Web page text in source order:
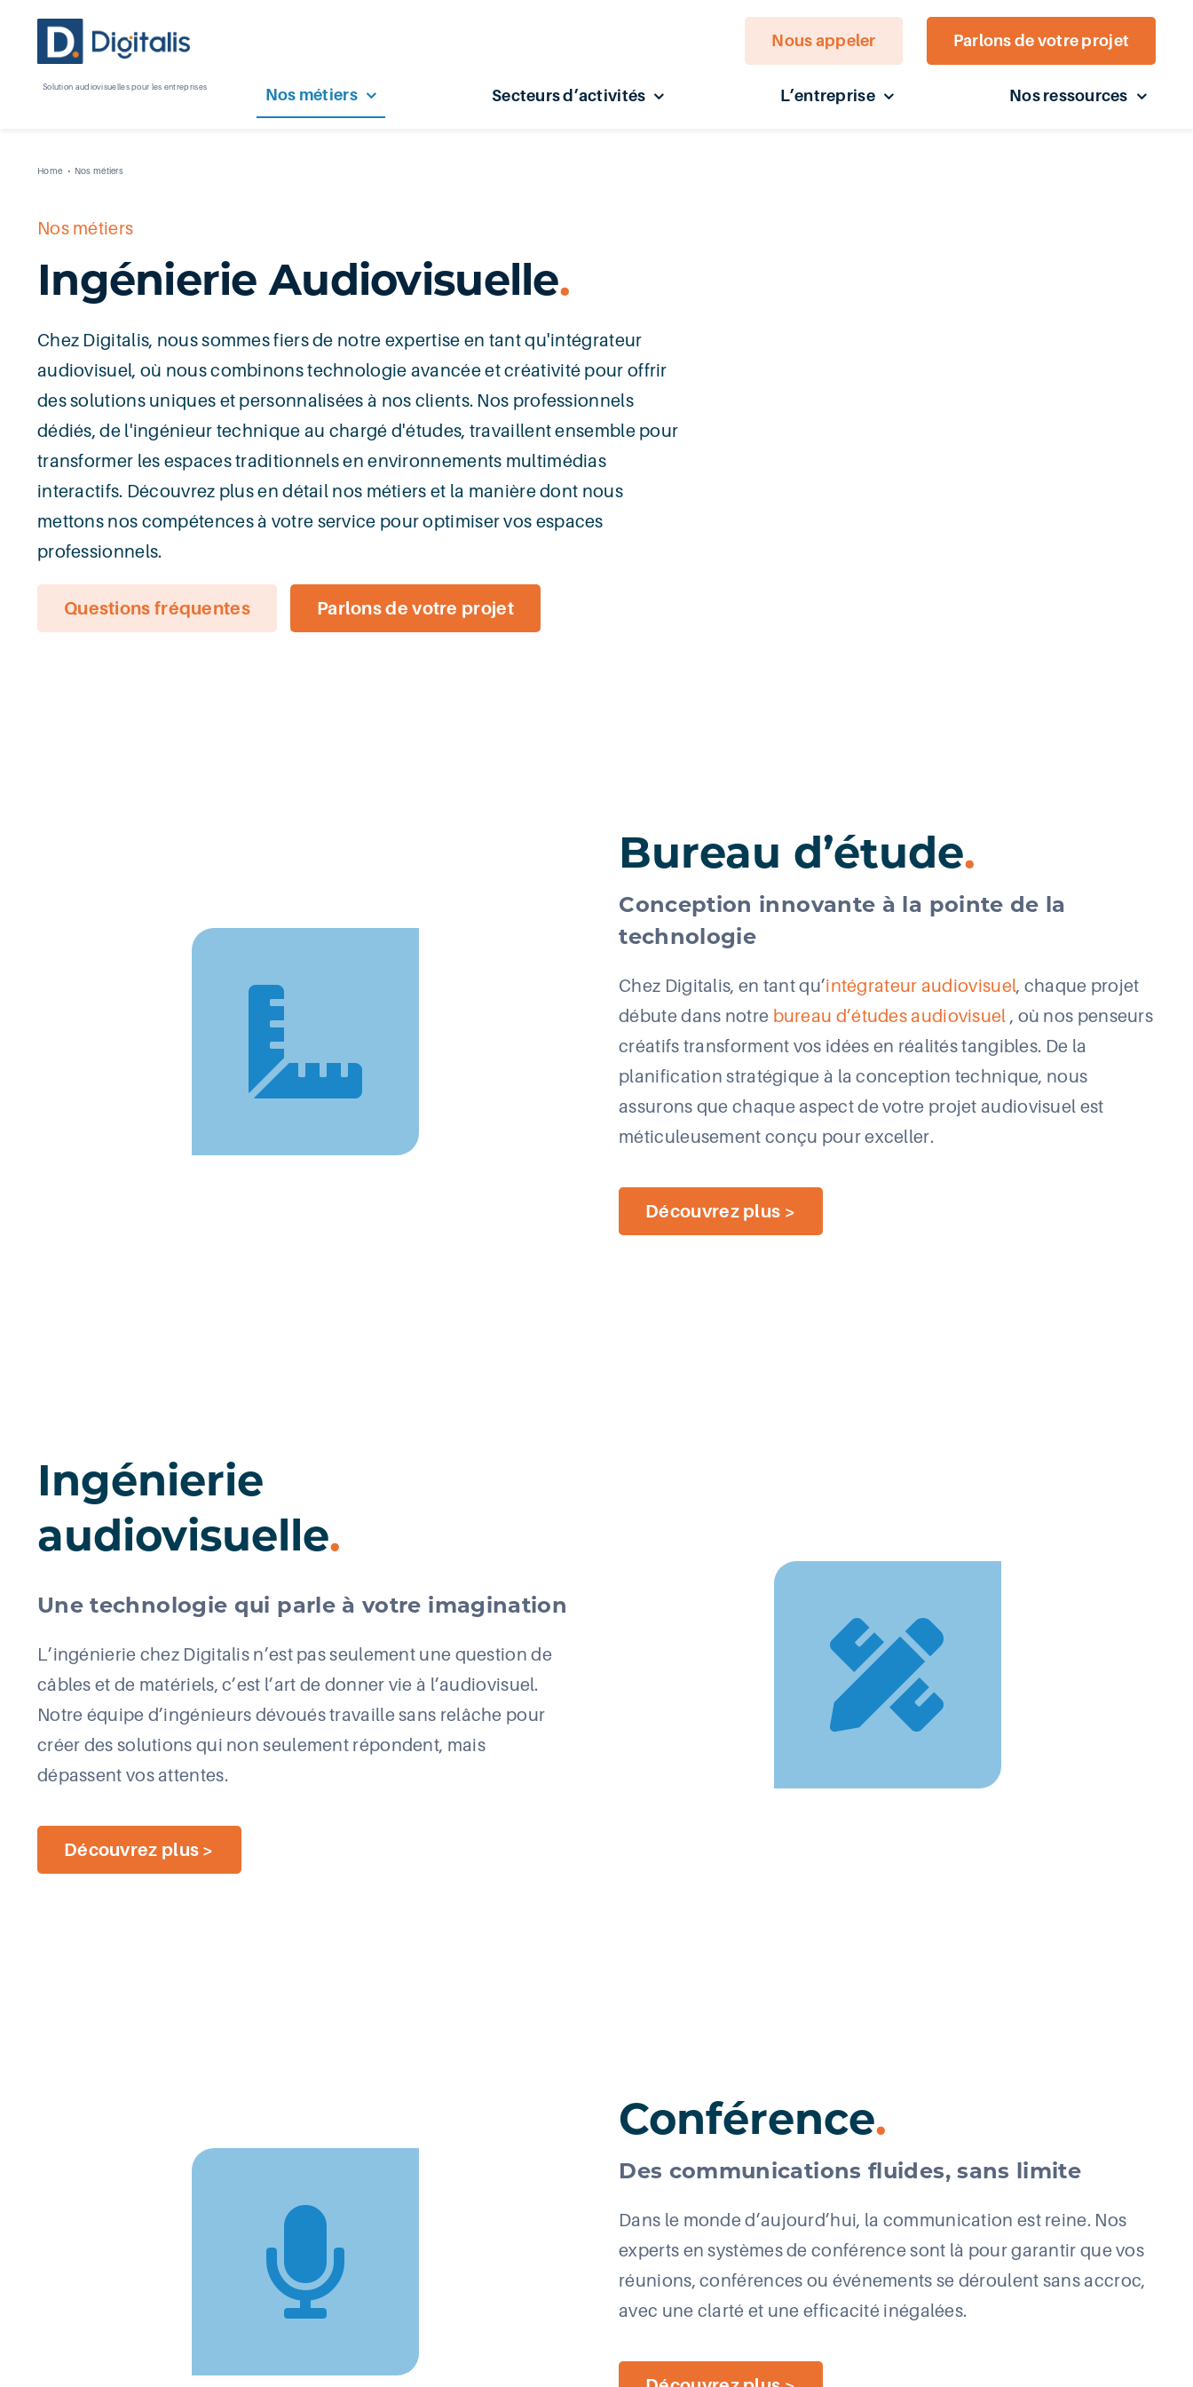
Passer
Solution audiovisuelles pour les entreprises
Nous appeler Parlons de votre projet
Nos métiers Secteurs d’activités L’entreprise Nos ressources
Home Nos métiers
Nos métiers
Ingénierie Audiovisuelle.
Chez Digitalis, nous sommes fiers de notre expertise en tant qu'intégrateur
audiovisuel, où nous combinons technologie avancée et créativité pour offrir
des solutions uniques et personnalisées à nos clients. Nos professionnels
dédiés, de l'ingénieur technique au chargé d'études, travaillent ensemble pour
transformer les espaces traditionnels en environnements multimédias
interactifs. Découvrez plus en détail nos métiers et la manière dont nous
mettons nos compétences à votre service pour optimiser vos espaces
professionnels.
Questions fréquentes Parlons de votre projet
Bureau d’étude.
Conception innovante à la pointe de la
technologie
Chez Digitalis, en tant qu’intégrateur audiovisuel, chaque projet
débute dans notre bureau d’études audiovisuel , où nos penseurs
créatifs transforment vos idées en réalités tangibles. De la
planification stratégique à la conception technique, nous
assurons que chaque aspect de votre projet audiovisuel est
méticuleusement conçu pour exceller.
Découvrez plus >
Ingénierie
audiovisuelle.
Une technologie qui parle à votre imagination
L’ingénierie chez Digitalis n’est pas seulement une question de
câbles et de matériels, c’est l’art de donner vie à l’audiovisuel.
Notre équipe d’ingénieurs dévoués travaille sans relâche pour
créer des solutions qui non seulement répondent, mais
dépassent vos attentes.
Découvrez plus >
Conférence.
Des communications fluides, sans limite
Dans le monde d’aujourd’hui, la communication est reine. Nos
experts en systèmes de conférence sont là pour garantir que vos
réunions, conférences ou événements se déroulent sans accroc,
avec une clarté et une efficacité inégalées.